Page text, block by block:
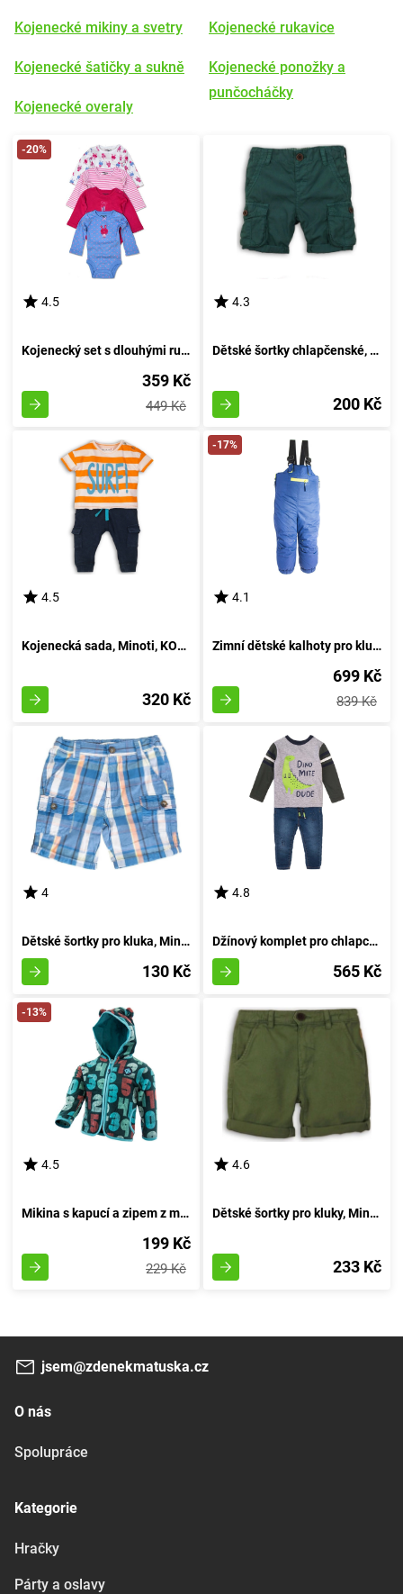
Kojenecké mikiny a svetry
Kojenecké šatičky a sukně
Kojenecké overaly
Kojenecké rukavice
Kojenecké ponožky a
punčocháčky
-20%
4.5
Kojenecký set s dlouhými rukávy, Pidilidi, PD1003, pro dívku - velikost 68/74 | 6-9 měsíců
359 Kč
449 Kč
4.3
Dětské šortky chlapčenské, Minoti, DESERT 2, zelené - velikost 92/98 | pro věk 2-3 let
200 Kč
4.5
Kojenecká sada, Minoti, KOKOS 3, žluté - 86/92
320 Kč
-17%
4.1
Zimní dětské kalhoty pro kluky, Pidilidi, PD1083-04, azurová - velikost 98 | 3 roky
699 Kč
839 Kč
4
Dětské šortky pro kluka, Minoti, pug 5, velikost 92/98 | 2-3 roky
130 Kč
4.8
Džínový komplet pro chlapce - tričko a džíny, Minoti, Mite 5, kluk - 92/98 | 2/3let
565 Kč
-13%
4.5
Mikina s kapucí a zipem z mikrofleecu, Pidilidi, PD1070-02, chlapec - 86/92 | 18-24 měsíců
199 Kč
229 Kč
4.6
Dětské šortky pro kluky, Minoti, Springs 5, odstín zelený - velikost 92/98 | pro věk 2-3 let
233 Kč
jsem@zdenekmatuska.cz
O nás
Spolupráce
Kategorie
Hračky
Párty a oslavy